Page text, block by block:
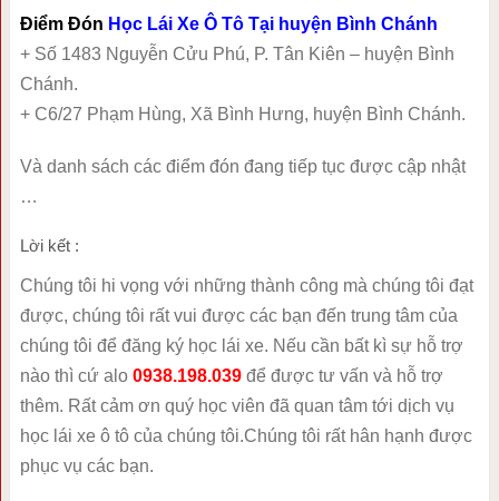
Điểm Đón Học Lái Xe Ô Tô Tại huyện Bình Chánh
+ Số 1483 Nguyễn Cửu Phú, P. Tân Kiên – huyện Bình
Chánh.
+ C6/27 Phạm Hùng, Xã Bình Hưng, huyện Bình Chánh.
Và danh sách các điểm đón đang tiếp tục được cập nhật
…
Lời kết :
Chúng tôi hi vọng với những thành công mà chúng tôi đạt
được, chúng tôi rất vui được các bạn đến trung tâm của
chúng tôi để đăng ký học lái xe. Nếu cần bất kì sự hỗ trợ
nào thì cứ alo 0938.198.039để được tư vấn và hỗ trợ
thêm. Rất cảm ơn quý học viên đã quan tâm tới dịch vụ
học lái xe ô tô của chúng tôi.Chúng tôi rất hân hạnh được
phục vụ các bạn.